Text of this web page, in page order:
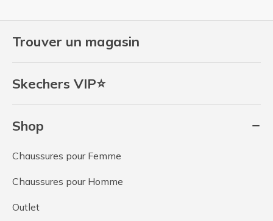
Trouver un magasin
Skechers VIP⭐
Shop
Chaussures pour Femme
Chaussures pour Homme
Outlet